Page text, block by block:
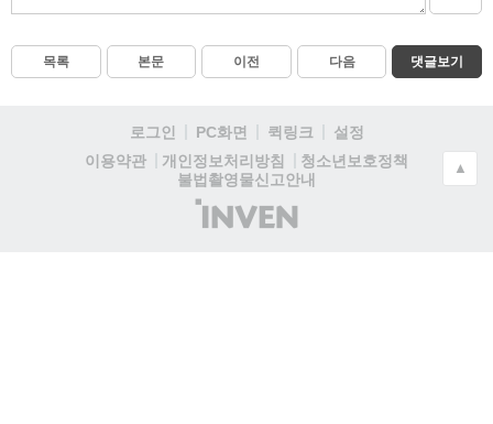
목록 본문 이전 다음 댓글보기
로그인 PC화면 퀵링크
설정
이용약관
개인정보처리방침
청소년보호정책
불법촬영물신고안내
(주)
인
▲